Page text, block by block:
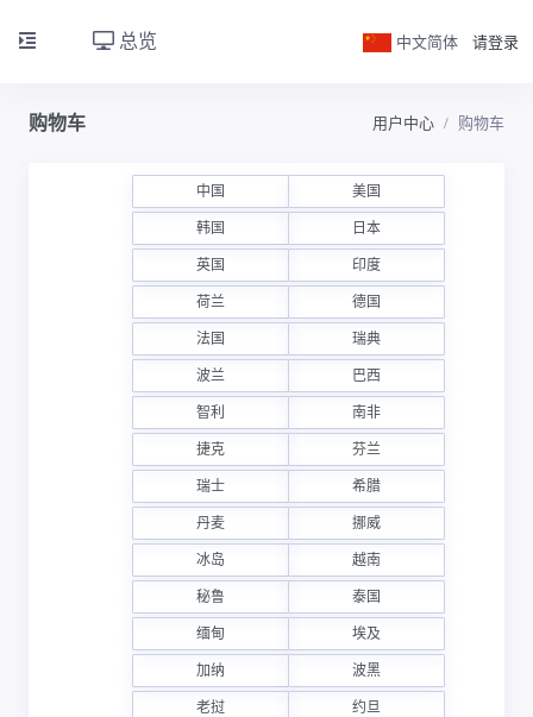
总览 中文简体 请登录
购物车 用户中心 购物车
中国 美国
韩国 日本
英国 印度
荷兰 德国
法国 瑞典
波兰 巴西
智利 南非
捷克 芬兰
瑞士 希腊
丹麦 挪威
冰岛 越南
秘鲁 泰国
缅甸 埃及
加纳 波黑
老挝 约旦